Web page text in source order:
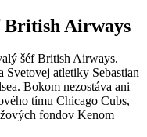
British Airways
šéf British Airways.
Svetovej atletiky Sebastian
Bokom nezostáva ani
tímu Chicago Cubs,
fondov Kenom